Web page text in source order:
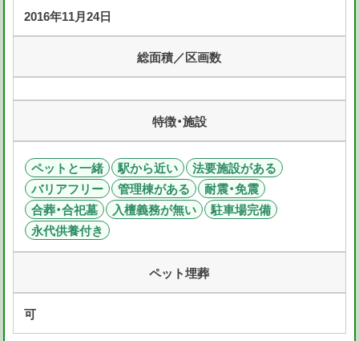
2016年11月24日
総面積／区画数
特徴・施設
ペットと一緒 駅から近い
法要施設がある
バリアフリー
管理棟がある
耐震・免震
合葬・合祀墓
入檀義務が無い
駐車場完備
永代供養付き
ペット埋葬
可